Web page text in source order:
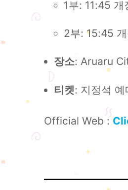
1부: 11:45
2부: 15:45
장소: Aruaru
티켓: 지정석
Official Web :